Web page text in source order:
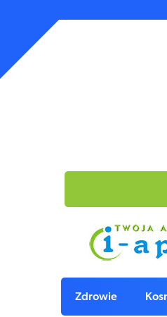
Zdrowie